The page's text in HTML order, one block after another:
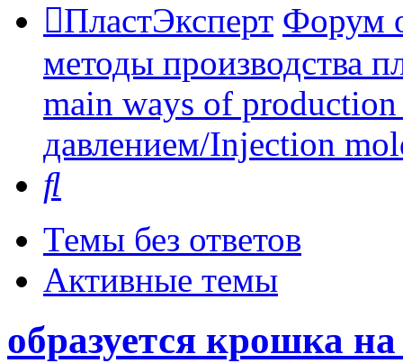
ПластЭксперт Форум
методы производства
main ways of
давлением/Injection
Темы без ответов
Активные темы
образуется крошка